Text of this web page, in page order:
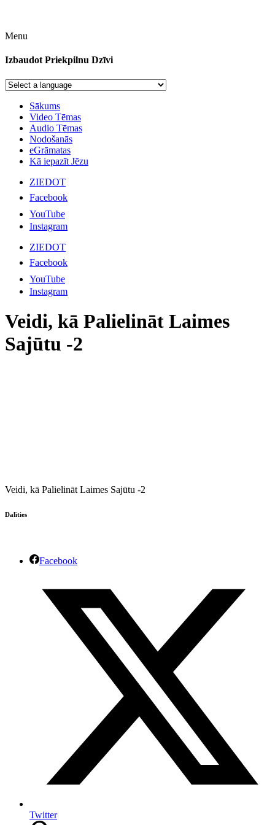
Menu
Izbaudot Priekpilnu Dzīvi
Sākums
Video Tēmas
Audio Tēmas
Nodošanās
eGrāmatas
Kā iepazīt Jēzu
ZIEDOT
Facebook
YouTube
Instagram
ZIEDOT
Facebook
YouTube
Instagram
Veidi, kā Palielināt Laimes
Sajūtu -2
Veidi, kā Palielināt Laimes Sajūtu -2
Dalīties
Facebook
Twitter